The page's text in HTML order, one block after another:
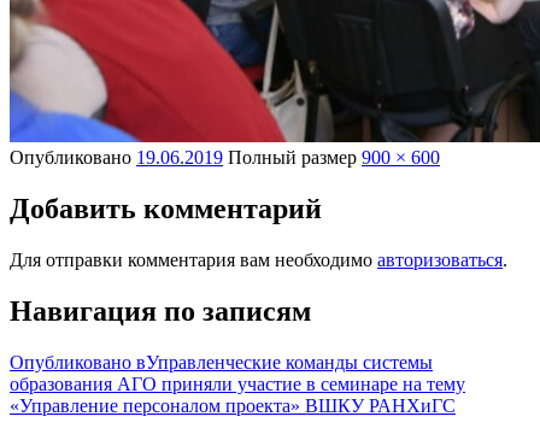
Опубликовано 19.06.2019 Полный размер 900 × 600
Добавить комментарий
Для отправки комментария вам необходимо авторизоваться.
Навигация по записям
Опубликовано вУправленческие команды системы
образования АГО приняли участие в семинаре на тему
«Управление персоналом проекта» ВШКУ РАНХиГС